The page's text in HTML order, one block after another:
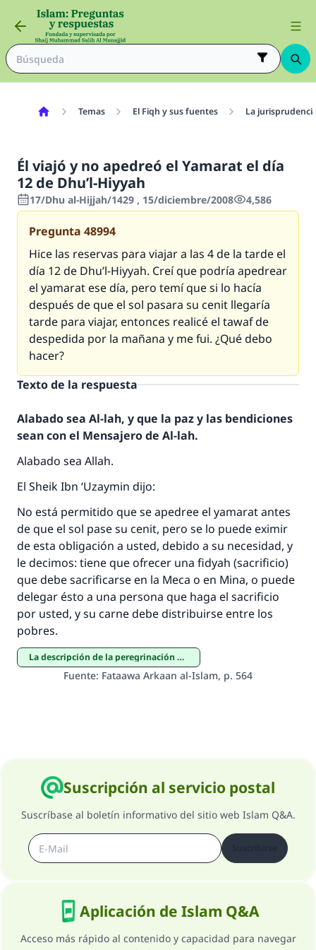
Temas El Fiqh y sus fuentes La
Él viajó y no apedreó el Yamarat el día
12 de Dhu’l-Hiyyah
17/Dhu al-Hijjah/1429 , 15/diciembre/2008 4,586
Pregunta 48994
Hice las reservas para viajar a las 4 de la tarde el
día 12 de Dhu’l-Hiyyah. Creí que podría apedrear
el yamarat ese día, pero temí que si lo hacía
después de que el sol pasara su cenit llegaría
tarde para viajar, entonces realicé el tawaf de
despedida por la mañana y me fui. ¿Qué debo
hacer?
Texto de la respuesta
Alabado sea Al-lah, y que la paz y las bendiciones
sean con el Mensajero de Al-lah.
Alabado sea Allah.
El Sheik Ibn ‘Uzaymin dijo:
No está permitido que se apedree el yamarat antes
de que el sol pase su cenit, pero se lo puede eximir
de esta obligación a usted, debido a su necesidad, y
le decimos: tiene que ofrecer una fidyah (sacrificio)
que debe sacrificarse en la Meca o en Mina, o puede
delegar ésto a una persona que haga el sacrificio
por usted, y su carne debe distribuirse entre los
pobres.
La descripción de la peregrinación mayor y menor
Fuente: Fataawa Arkaan al-Islam, p. 564
Suscripción al servicio postal
Suscríbase al boletín informativo del sitio web Islam Q&A.
Aplicación de Islam Q&A
Acceso más rápido al contenido y capacidad para navegar
La respuesta no. 110845 salvó un
matrimonio.
Desde la Q hasta la A, su contribución ayuda a
IslamQA.
Profeta ﷺ dijo:
"Una persona que orienta a otros a hacer el
bien obtendrá la misma recompensa que
aquellos que lo realicen."